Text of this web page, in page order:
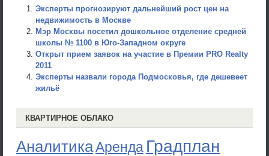
Эксперты прогнозируют дальнейший рост цен на
недвижимость в Москве
Мэр Москвы посетил дошкольное отделение средней
школы № 1100 в Юго-Западном округе
Открыт прием заявок на участие в Премии PRO Realty
2011
Эксперты назвали города Подмосковья, где дешевеет
жильё
КВАРТИРНОЕ ОБЛАКО
АналитикаАренда Градплан